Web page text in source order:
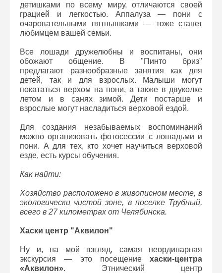
детишками по всему миру, отличаются своей
грацией и легкостью. Аппалуза — пони с
очаровательными пятнышками — тоже станет
любимцем вашей семьи.
Все лошади дружелюбны и воспитаны, они
обожают общение. В "Пинто бриз"
предлагают разнообразные занятия как для
детей, так и для взрослых. Малыши могут
покататься верхом на пони, а также в двуколке
летом и в санях зимой. Дети постарше и
взрослые могут насладиться верховой ездой.
Для создания незабываемых воспоминаний
можно организовать фотосессии с лошадьми и
пони. А для тех, кто хочет научиться верховой
езде, есть курсы обучения.
Как найти:
Хозяйство расположено в живописном месте, в
экологически чистой зоне, в поселке Трубный,
всего в 27 километрах от Челябинска.
Хаски центр "Аквилон"
Ну и, на мой взгляд, самая неординарная
экскурсия — это посещениехаски-центра
«Аквилон». Этнический центр